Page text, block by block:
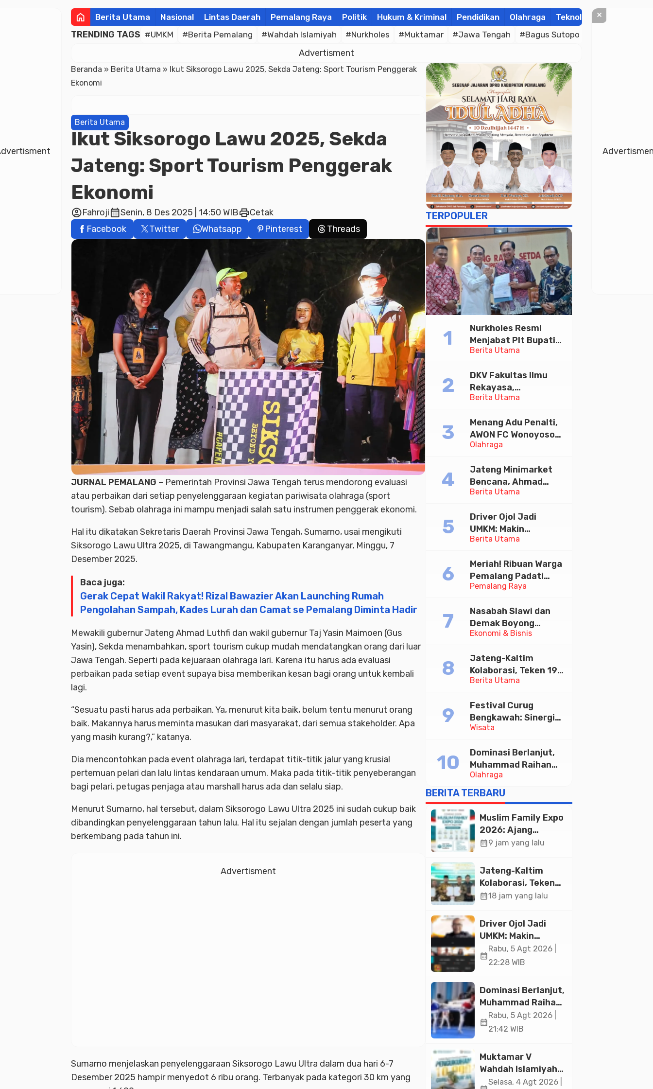
home Berita Utama Nasional Lintas Daerah Pemalang Raya Politik Hukum & Kriminal Pendidikan Olahraga Teknologi
TRENDING TAGS #UMKM #Berita Pemalang #Wahdah Islamiyah #Nurkholes #Muktamar #Jawa Tengah #Bagus Sutopo
Advertisment
Beranda » Berita Utama » Ikut Siksorogo Lawu 2025, Sekda Jateng: Sport Tourism Penggerak
Ekonomi
Berita Utama
Ikut Siksorogo Lawu 2025, Sekda
Jateng: Sport Tourism Penggerak
Ekonomi
account_circleFahrojicalendar_monthSenin, 8 Des 2025 | 14:50 WIBprintCetak
Facebook
Twitter Whatsapp Pinterest Threads
JURNAL PEMALANG – Pemerintah Provinsi Jawa Tengah terus mendorong evaluasi
atau perbaikan dari setiap penyelenggaraan kegiatan pariwisata olahraga (sport
tourism). Sebab olahraga ini mampu menjadi salah satu instrumen penggerak ekonomi.
Hal itu dikatakan Sekretaris Daerah Provinsi Jawa Tengah, Sumarno, usai mengikuti
Siksorogo Lawu Ultra 2025, di Tawangmangu, Kabupaten Karanganyar, Minggu, 7
Desember 2025.
Baca juga:
Gerak Cepat Wakil Rakyat! Rizal Bawazier Akan Launching Rumah
Pengolahan Sampah, Kades Lurah dan Camat se Pemalang Diminta Hadir
Mewakili gubernur Jateng Ahmad Luthfi dan wakil gubernur Taj Yasin Maimoen (Gus
Yasin), Sekda menambahkan, sport tourism cukup mudah mendatangkan orang dari luar
Jawa Tengah. Seperti pada kejuaraan olahraga lari. Karena itu harus ada evaluasi
perbaikan pada setiap event supaya bisa memberikan kesan bagi orang untuk kembali
lagi.
“Sesuatu pasti harus ada perbaikan. Ya, menurut kita baik, belum tentu menurut orang
baik. Makannya harus meminta masukan dari masyarakat, dari semua stakeholder. Apa
yang masih kurang?,” katanya.
Dia mencontohkan pada event olahraga lari, terdapat titik-titik jalur yang krusial
pertemuan pelari dan lalu lintas kendaraan umum. Maka pada titik-titik penyeberangan
bagi pelari, petugas penjaga atau marshall harus ada dan selalu siap.
Menurut Sumarno, hal tersebut, dalam Siksorogo Lawu Ultra 2025 ini sudah cukup baik
dibandingkan penyelenggaraan tahun lalu. Hal itu sejalan dengan jumlah peserta yang
berkembang pada tahun ini.
Advertisment
Sumarno menjelaskan penyelenggaraan Siksorogo Lawu Ultra dalam dua hari 6-7
Desember 2025 hampir menyedot 6 ribu orang. Terbanyak pada kategori 30 km yang
TERPOPULER
Berita Utama
Nurkholes Resmi
Menjabat Plt Bupati
Pemalang
Berita Utama
DKV Fakultas Ilmu
Rekayasa,
Universitas
Diskusi Desain
Olahraga
Menang Adu Penalti,
AWON FC Wonoyoso
Juara Bhayangkara
Berita Utama
Jateng Minimarket
Bencana, Ahmad
Luthfi Minta PMI Jadi
Berita Utama
Driver Ojol Jadi
UMKM: Makin
Sejahtera atau
Diskusi Paramadina
Pemalang Raya
Meriah! Ribuan Warga
Pemalang Padati
Kirab Festival Kamir
Ekonomi & Bisnis
Nasabah Slawi dan
Demak Boyong
Toyota Innova Zenix
Tabungan Bima Bank
Jateng
Berita Utama
Jateng-Kaltim
Kolaborasi, Teken 19
Kerja Sama Ekonomi
Wisata
Festival Curug
Bengkawah: Sinergi
Desa Sikasur dan
Memajukan Wisata
serta UMKM Lokal
Olahraga
Dominasi Berlanjut,
Muhammad Raihan
Fadila Sabet Emas
Kyorugi di Asian
Taekwondo Indonesia
Open 2026
BERITA TERBARU
Muslim Family Expo
2026: Ajang
Silaturahim dan
Ekonomi Halal di
Jakarta
calendar_month9 jam yang lalu
Jateng-Kaltim
Kolaborasi, Teken
19 Kerja Sama
20,2 Triliun
calendar_month18 jam yang lalu
Driver Ojol Jadi
UMKM: Makin
Sejahtera atau
Merana? Ini
Paramadina
calendar_month
Rabu, 5 Agt 2026 |
22:28 WIB
Dominasi Berlanjut,
Muhammad Raihan
Fadila Sabet Emas
Kyorugi di Asian
Indonesia Open
2026
calendar_month
Rabu, 5 Agt 2026 |
21:42 WIB
Muktamar V
Wahdah Islamiyah
Akan Kukuhkan
Selasa, 4 Agt 2026 |
×